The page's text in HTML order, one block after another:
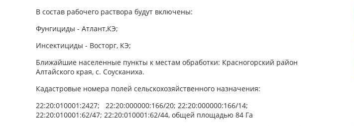
В состав рабочего раствора будут включены:
Фунгициды - Атлант,КЭ;
Инсектициды - Восторг, КЭ;
Ближайшие населенные пункты к местам обработки: Красногорский район
Алтайского края, с. Соусканиха.
Кадастровые номера полей сельскохозяйственного назначения:
22:20:010001:2427; 22:20:000000:166/20; 22:20:000000:166/14;
22:20:010001:62/47; 22:20:010001:62/44, общей площадью 84 Га